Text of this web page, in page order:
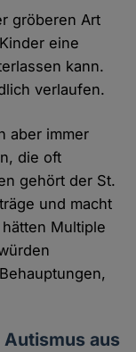
gröberen Art
eine
kann.
verlaufen.
aber immer
die oft
gehört der St.
und macht
Multiple
aus